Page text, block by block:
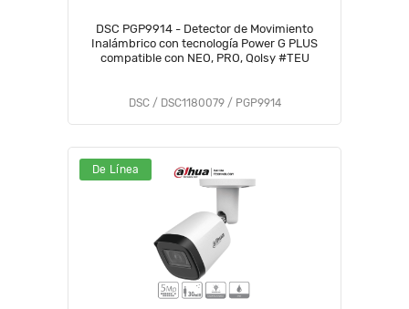
DSC PGP9914 - Detector de Movimiento
Inalámbrico con tecnología Power G PLUS
compatible con NEO, PRO, Qolsy #TEU
DSC / DSC1180079 / PGP9914
De Línea